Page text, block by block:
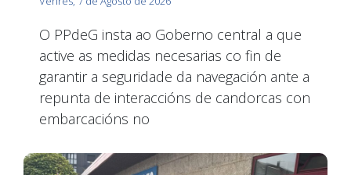
O PPdeG insta ao Goberno central a que
active as medidas necesarias co fin de
garantir a seguridade da navegación ante a
repunta de interaccións de candorcas con
embarcacións no